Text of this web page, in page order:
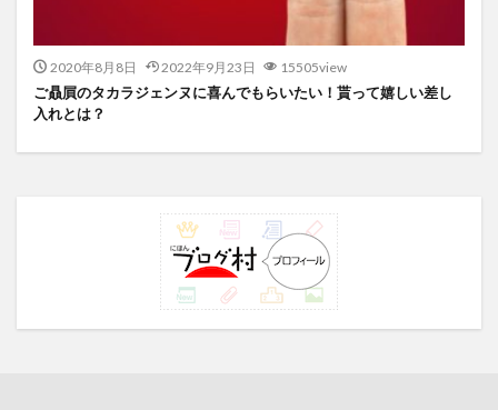
2020年8月8日 2022年9月23日 15505view
ご贔屓のタカラジェンヌに喜んでもらいたい！貰って嬉しい差し
入れとは？